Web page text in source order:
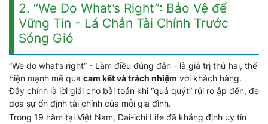
2. “We Do What’s Right”: Bảo Vệ để
Vững Tin - Lá Chắn Tài Chính Trước
Sóng Gió
“We do what’s right” - Làm điều đúng đắn - là giá trị thứ hai, thể
hiện mạnh mẽ qua cam kết và trách nhiệm với khách hàng.
Đây chính là lời giải cho bài toán khi “quả quýt” rủi ro ập đến, đe
dọa sự ổn định tài chính của mỗi gia đình.
Trong 19 năm tại Việt Nam, Dai-ichi Life đã khẳng định uy tín